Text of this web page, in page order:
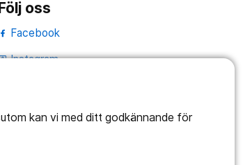
kan vi med ditt godkännande för
oss
Facebook
Instagram